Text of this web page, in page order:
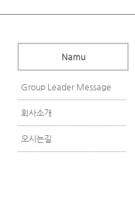
Namu
Group Leader Message
회사소개
오시는길